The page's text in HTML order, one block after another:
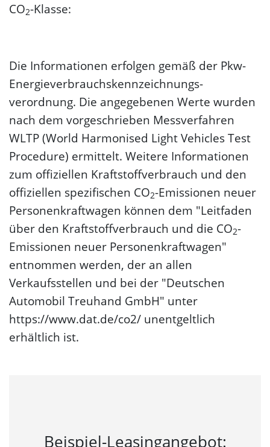
CO2-Klasse:
Die Informationen erfolgen gemäß der Pkw-
Energie­verbrauchs­kennzeichnungs­
verordnung. Die angegebenen Werte wurden
nach dem vorgeschrieben Messverfahren
WLTP (World Harmonised Light Vehicles Test
Procedure) ermittelt. Weitere Informationen
zum offiziellen Kraftstoffverbrauch und den
offiziellen spezifischen CO2-Emissionen neuer
Personenkraftwagen können dem "Leitfaden
über den Kraftstoffverbrauch und die CO2-
Emissionen neuer Personenkraftwagen"
entnommen werden, der an allen
Verkaufsstellen und bei der "Deutschen
Automobil Treuhand GmbH" unter
https://www.dat.de/co2/ unentgeltlich
erhältlich ist.
Beispiel-Leasingangebot: